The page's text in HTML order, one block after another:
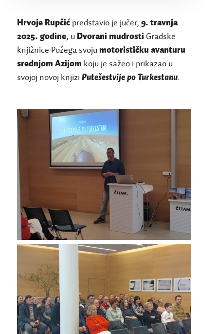
Hrvoje Rupčić predstavio je jučer,9. travnja
2025. godine, u Dvorani mudrosti Gradske
knjižnice Požega svoju motorističku avanturu
srednjom Azijom koju je sažeo i prikazao u
svojoj novoj knjiziPutešestvije po Turkestanu.